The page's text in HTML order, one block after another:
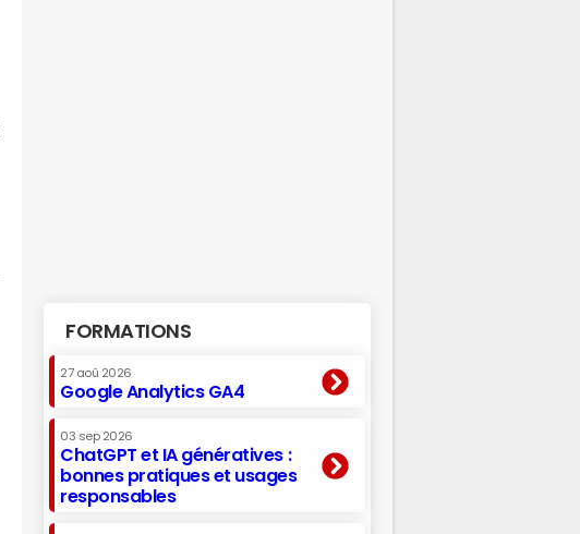
FORMATIONS
27 aoû 2026
Google Analytics GA4
03 sep 2026
ChatGPT et IA génératives :
bonnes pratiques et usages
responsables